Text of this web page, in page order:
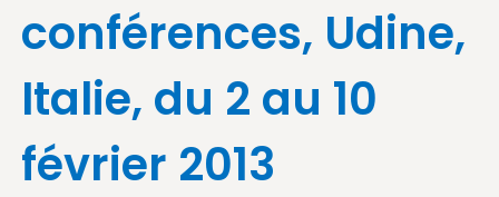
conférences, Udine,
Italie, du 2 au 10
février 2013